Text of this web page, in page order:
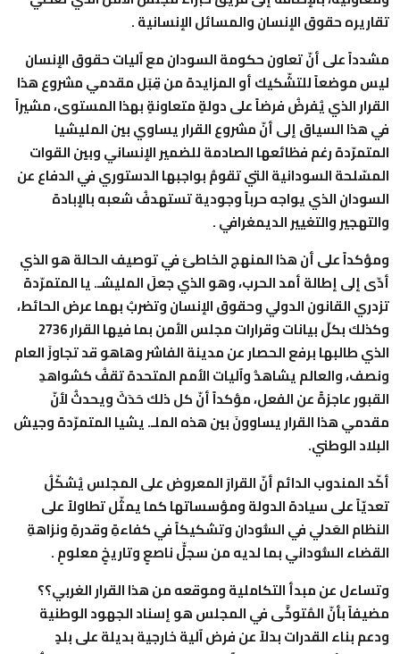
تقاريره حقوق الإنسان والمسائل الإنسانية .
مشدداً على أنّ تعاون حكومة السودان مع آليات حقوق الإنسان
ليس موضعاً للتشّكيك أو المزايدة من قِبَل مقدمي مشروع هذا
القرار الذي يُفرضُ فرضاً على دولةٍ متعاونةٍ بهذا المستوى، مشيراً
في هذا السياق إلى أنّ مشروع القرار يساوي بين المليشيا
المتمرّدة رغم فظائعها الصادمة للضمير الإنساني وبين القوات
المسّلحة السودانية التي تقومُ بواجبها الدستوري في الدفاع عن
السودان الذي يواجه حرباً وجودية تستهدفُ شعبه بالإبادة
والتهجير والتغيير الديمغرافي .
ومؤكداً على أن هذا المنهج الخاطئ في توصيف الحالة هو الذي
أدّى إلى إطالة أمد الحرب، وهو الذي جعلَ المليشـ. يا المتمرّدة
تزدري القانون الدولي وحقوق الإنسان وتضربُ بهما عرض الحائط،
وكذلك بكلّ بيانات وقرارات مجلس الأمن بما فيها القرار 2736
الذي طالبها برفع الحصار عن مدينة الفاشر وهاهو قد تجاوزَ العام
ونصف، والعالم يشاهدُ وآليات الأمم المتحدة تقفُ كشواهدِ
القبور عاجزةً عن الفعل، مؤكداً أنّ كل ذلك حَدَثَ ويحدثُ لأنّ
مقدمي هذا القرار يساوونَ بين هذه الملـ. يشيا المتمرّدة وجيش
البلاد الوطني.
أكّد المندوب الدائم أنّ القرارَ المعروض على المجلس يُشكّلُ
تعديّاً على سيادة الدولة ومؤسساتها كما يمثّل تطاولاً على
النظام العَدلي في السُّودان وتشكيكاً في كفاءةِ وقدرةِ ونزاهةِ
القضاء السُّوداني بما لديه من سجلٍّ ناصعٍ وتاريخٍ معلومٍ .
وتساءل عن مبدأ التكاملية وموقعه من هذا القرار الغربي؟؟
مضيفاً بأنّ المُتوخَّى في المجلس هو إسناد الجهود الوطنية
ودعم بناء القدرات بدلاً عن فرض آلية خارجية بديلة على بلدٍ